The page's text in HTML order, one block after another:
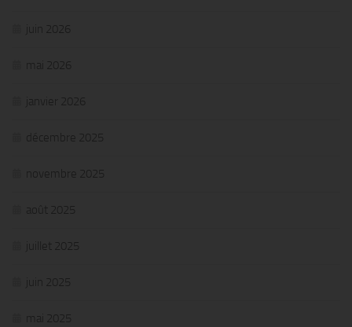
juin 2026
mai 2026
janvier 2026
décembre 2025
novembre 2025
août 2025
juillet 2025
juin 2025
mai 2025